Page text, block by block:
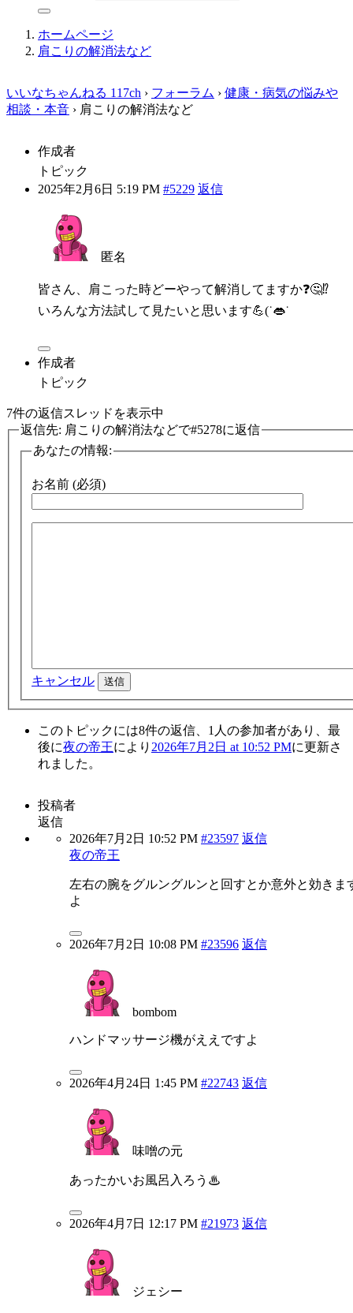
ホームページ
肩こりの解消法など
いいなちゃんねる 117ch › フォーラム › 健康・病気の悩みや
相談・本音 › 肩こりの解消法など
このトピックには8件の返信、1人の参加者があり、最
後に夜の帝王により 2026年7月2日 at 10:52 PMに更新さ
れました。
作成者
トピック
2025年2月6日 5:19 PM #5229 返信
匿名
皆さん、肩こった時どーやって解消してますか❓🤔⁉️
いろんな方法試して見たいと思います💪(˙👄˙
作成者
トピック
7件の返信スレッドを表示中
投稿者
返信
2026年7月2日 10:52 PM #23597 返信
夜の帝王
左右の腕をグルングルンと回すとか意外と効きま
よ
2026年7月2日 10:08 PM #23596 返信
bombom
ハンドマッサージ機がええですよ
2026年4月24日 1:45 PM #22743 返信
味噌の元
あったかいお風呂入ろう♨
2026年4月7日 12:17 PM #21973 返信
ジェシー
返信先: 肩こりの解消法などで#5278に返信
あなたの情報:
お名前 (必須)
キャンセル 送信